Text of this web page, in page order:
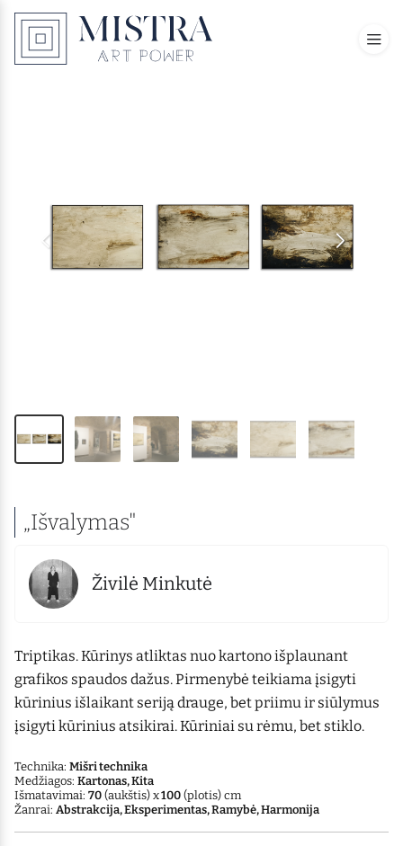
„Išvalymas"
Živilė Minkutė
Triptikas. Kūrinys atliktas nuo kartono išplaunant
grafikos spaudos dažus. Pirmenybė teikiama įsigyti
kūrinius išlaikant seriją drauge, bet priimu ir siūlymus
įsigyti kūrinius atsikirai. Kūriniai su rėmu, bet stiklo.
Technika: Mišri technika
Medžiagos: Kartonas, Kita
Išmatavimai: 70 (aukštis) x100 (plotis) cm
Žanrai: Abstrakcija, Eksperimentas, Ramybė, Harmonija